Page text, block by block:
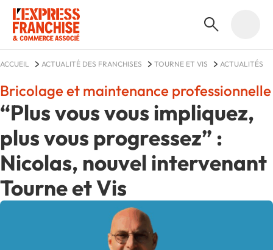
ACCUEIL ACTUALITÉ DES FRANCHISES TOURNE ET VIS ACTUALITÉS
“Plus vous vous impliquez,
plus vous progressez” :
Nicolas, nouvel intervenant
Tourne et Vis
Bricolage et maintenance professionnelle